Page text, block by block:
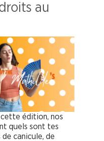
au
cette édition, nos
quels sont tes
canicule, de